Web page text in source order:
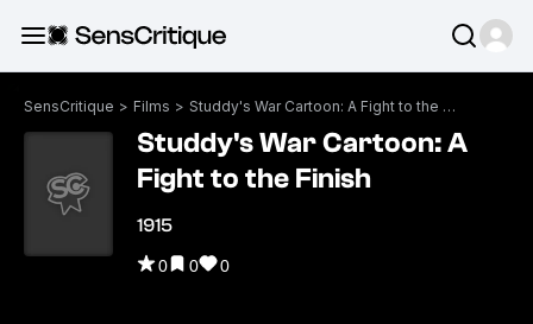
SensCritique > Films > Studdy's War Cartoon: A Fight to the Finish
Studdy's War Cartoon: A
Fight to the Finish
1915
0 0 0